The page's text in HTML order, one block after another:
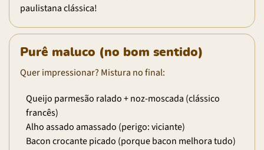
paulistana clássica!
Purê maluco (no bom sentido)
Quer impressionar? Mistura no final:
Queijo parmesão ralado + noz-moscada (clássico
francês)
Alho assado amassado (perigo: viciante)
Bacon crocante picado (porque bacon melhora tudo)